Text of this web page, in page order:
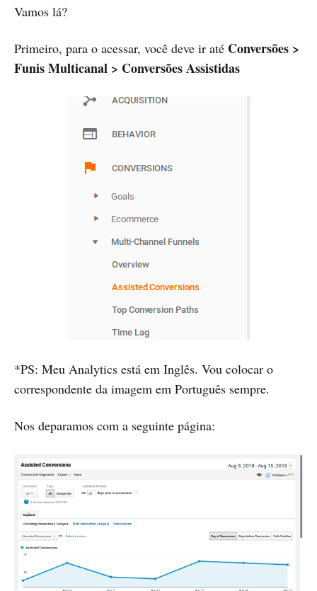
Vamos lá?
Primeiro, para o acessar, você deve ir até Conversões >
Funis Multicanal > Conversões Assistidas
*PS: Meu Analytics está em Inglês. Vou colocar o
correspondente da imagem em Português sempre.
Nos deparamos com a seguinte página: